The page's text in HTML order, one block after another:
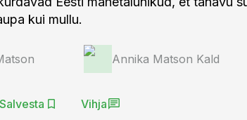
kui mullu.
Annika Matson Kald
Salvesta Vihja